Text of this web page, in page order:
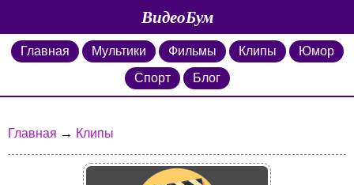
ВидеоБум
Главная Мультики Фильмы Клипы
Юмор
Спорт
Блог
Главная → Клипы